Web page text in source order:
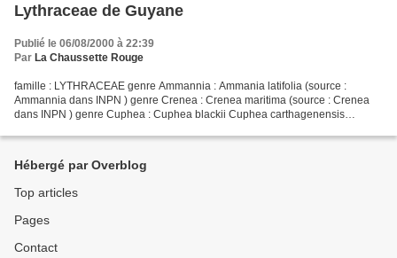
Lythraceae de Guyane
Publié le 06/08/2000 à 22:39
Par La Chaussette Rouge
famille : LYTHRACEAE genre Ammannia : Ammania latifolia (source :
Ammannia dans INPN ) genre Crenea : Crenea maritima (source : Crenea
dans INPN ) genre Cuphea : Cuphea blackii Cuphea carthagenensis
Hébergé par Overblog
Top articles
Pages
Contact